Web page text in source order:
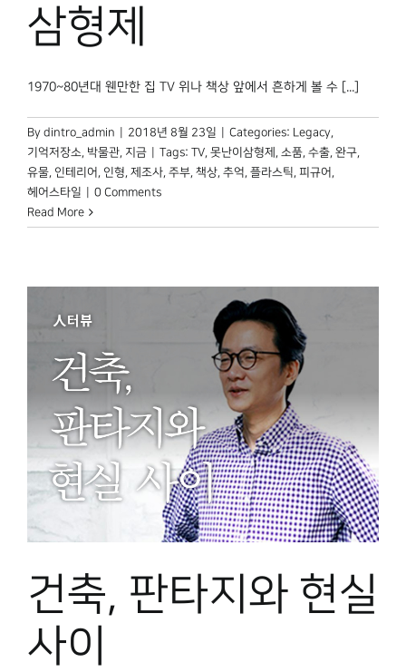
삼형제
1970~80년대 웬만한 집 TV 위나 책상 앞에서 흔하게 볼 수 [...]
By dintro_admin 2018년 8월 23일 Categories: Legacy
기억저장소 박물관, 지금 Tags: TV 못난이삼형제 소품 수출 완구
유물 인테리어 인형 제조사 주부 책상 추억 플라스틱 피규어
헤어스타일
0 Comments
Read More
건축, 판타지와 현실
사이